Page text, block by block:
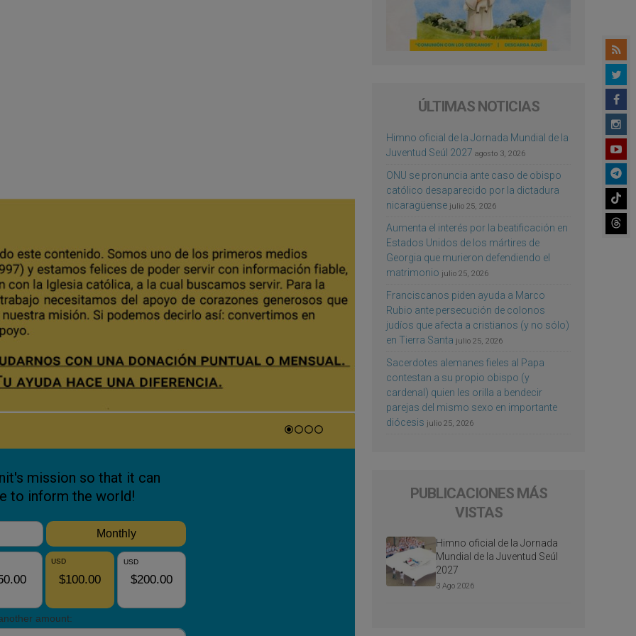
ÚLTIMAS NOTICIAS
Himno oficial de la Jornada Mundial de la
Juventud Seúl 2027 agosto 3, 2026
ONU se pronuncia ante caso de obispo
católico desaparecido por la dictadura
nicaragüense julio 25, 2026
Aumenta el interés por la beatificación en
Estados Unidos de los mártires de
Georgia que murieron defendiendo el
matrimonio julio 25, 2026
Franciscanos piden ayuda a Marco
Rubio ante persecución de colonos
judíos que afecta a cristianos (y no sólo)
en Tierra Santa julio 25, 2026
Sacerdotes alemanes fieles al Papa
contestan a su propio obispo (y
cardenal) quien les orilla a bendecir
parejas del mismo sexo en importante
diócesis julio 25, 2026
PUBLICACIONES MÁS
VISTAS
Himno oficial de la Jornada
Mundial de la Juventud Seúl
2027
3 Ago 2026